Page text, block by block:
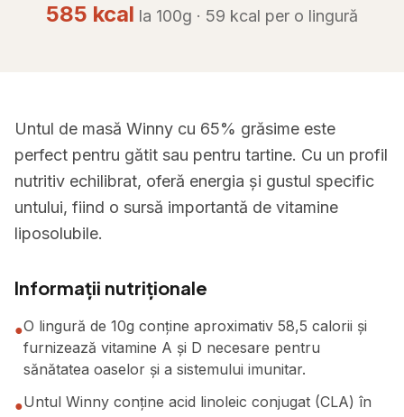
585 kcal la 100g · 59 kcal per o lingură
Untul de masă Winny cu 65% grăsime este
perfect pentru gătit sau pentru tartine. Cu un profil
nutritiv echilibrat, oferă energia și gustul specific
untului, fiind o sursă importantă de vitamine
liposolubile.
Informații nutriționale
●O lingură de 10g conține aproximativ 58,5 calorii și
furnizează vitamine A și D necesare pentru
sănătatea oaselor și a sistemului imunitar.
●Untul Winny conține acid linoleic conjugat (CLA) în